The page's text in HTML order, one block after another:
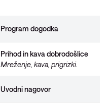
Program dogodka
Prihod in kava dobrodošlice
Mreženje, kava, prigrizki.
Uvodni nagovor